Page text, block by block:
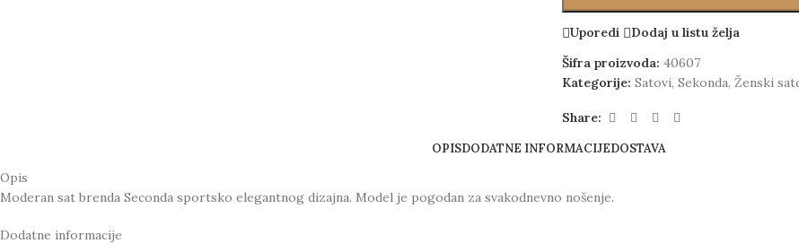
Uporedi
Dodaj u listu želja
Šifra proizvoda: 40607
Kategorije: Satovi, Sekonda, Ženski
Share:
OPISDODATNE INFORMACIJEDOSTAVA
Opis
Moderan sat brenda Seconda sportsko elegantnog dizajna. Model je pogodan za svakodnevno nošenje.
Dodatne informacije